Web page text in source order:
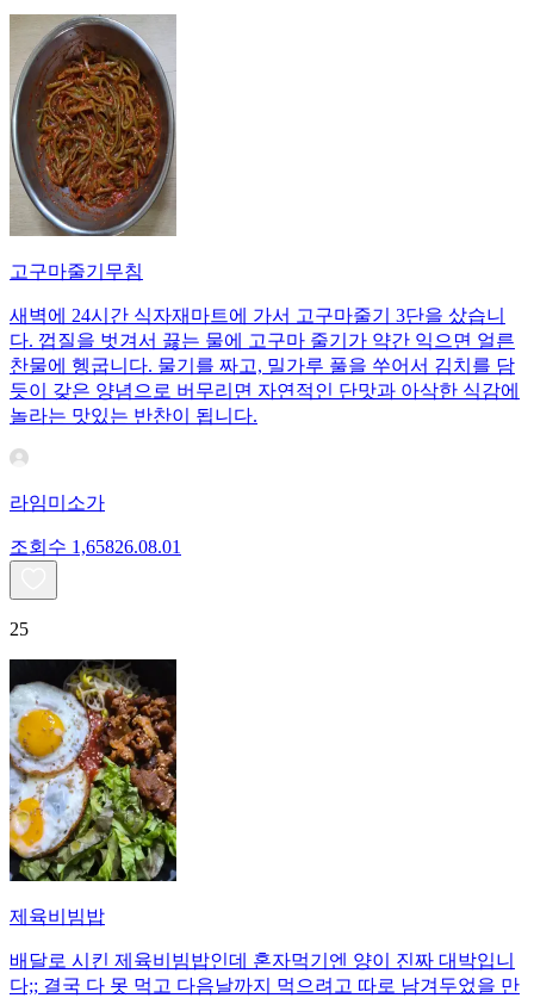
고구마줄기무침
새벽에 24시간 식자재마트에 가서 고구마줄기 3단을 샀습니
다. 껍질을 벗겨서 끓는 물에 고구마 줄기가 약간 익으면 얼른
찬물에 헹굽니다. 물기를 짜고, 밀가루 풀을 쑤어서 김치를 담
듯이 갖은 양념으로 버무리면 자연적인 단맛과 아삭한 식감에
놀라는 맛있는 반찬이 됩니다.
라임미소가
조회수 1,65826.08.01
25
제육비빔밥
배달로 시킨 제육비빔밥인데 혼자먹기엔 양이 진짜 대박입니
다;; 결국 다 못 먹고 다음날까지 먹으려고 따로 남겨두었을 만